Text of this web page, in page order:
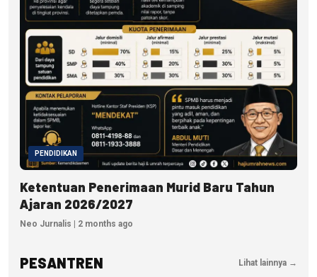
PENDIDIKAN
Ketentuan Penerimaan Murid Baru Tahun
Ajaran 2026/2027
Neo Jurnalis | 2 months ago
PESANTREN Lihat lainnya →